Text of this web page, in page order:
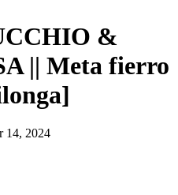
&
|| Meta fierro
14, 2024